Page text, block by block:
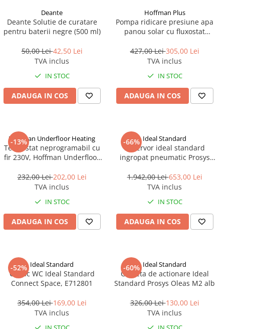
Deante
Deante Solutie de curatare
pentru baterii negre (500 ml)
50,00 Lei42,50 Lei
TVA inclus
IN STOC
ADAUGA IN COS
Hoffman Plus
Pompa ridicare presiune apa
panou solar cu fluxostat
427,00 Lei305,00 Lei
TVA inclus
IN STOC
ADAUGA IN COS
-13%
Hoffman Underfloor Heating
Termostat neprogramabil cu
fir 230V, Hoffman Underfloor
232,00 Lei202,00 Lei
TVA inclus
IN STOC
ADAUGA IN COS
-66% Ideal Standard
Rezervor ideal standard
ingropat pneumatic Prosys
1.942,00 Lei653,00 Lei
TVA inclus
IN STOC
ADAUGA IN COS
-52% Ideal Standard
Capac WC Ideal Standard
Connect Space, E712801
354,00 Lei169,00 Lei
TVA inclus
-60% Ideal Standard
Clapeta de actionare Ideal
Standard Prosys Oleas M2 alb
326,00 Lei130,00 Lei
TVA inclus